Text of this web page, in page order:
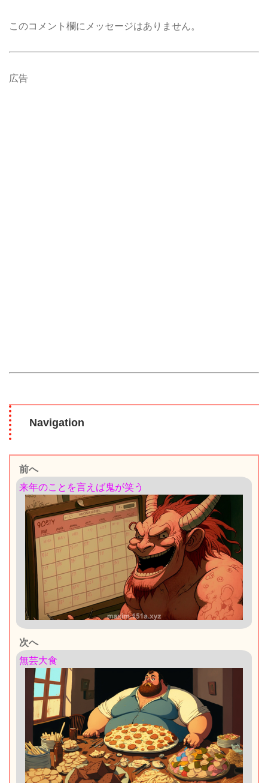
このコメント欄にメッセージはありません。
広告
Navigation
前へ
来年のことを言えば鬼が笑う
次へ
無芸大食